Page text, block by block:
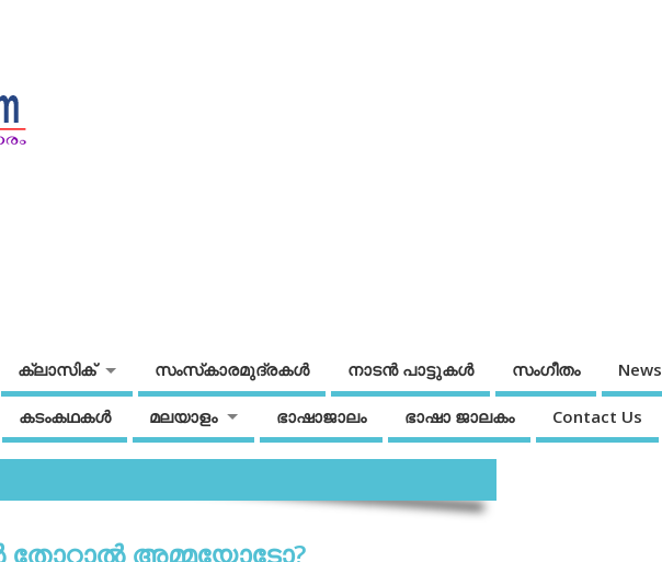
ക്ലാസിക് സംസ്‌കാരമുദ്രകള്‍ നാടന്‍ പാട്ടുകള്‍ സംഗീതം News
കടംകഥകള്‍ മലയാളം ഭാഷാജാലം ഭാഷാ ജാലകം Contact Us
തോറ്റാല്‍ അമ്മയോടോ?